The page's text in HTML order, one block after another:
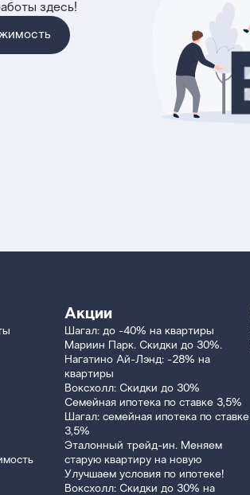
здесь!
Акции
Шагал: до -40% на квартиры
Мариин Парк. Скидки до 30%.
Нагатино Ай-Лэнд: -28% на
квартиры
Воксхолл: Скидки до 30%
Семейная ипотека по ставке 3,5%
Шагал: семейная ипотека по ставке
3,5%
Эталонный трейд-ин. Меняем
старую квартиру на новую
Улучшаем условия по ипотеке!
Воксхолл: Скидки до 30% на